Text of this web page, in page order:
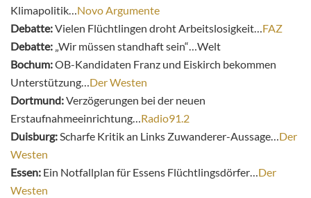
Klimapolitik…Novo Argumente
Debatte:Vielen Flüchtlingen droht Arbeitslosigkeit…FAZ
Debatte: „Wir müssen standhaft sein“…Welt
Bochum:OB-Kandidaten Franz und Eiskirch bekommen
Unterstützung…Der Westen
Dortmund:Verzögerungen bei der neuen
Erstaufnahmeeinrichtung…Radio91.2
Duisburg:Scharfe Kritik an Links Zuwanderer-Aussage…Der
Westen
Essen: Ein Notfallplan für Essens Flüchtlingsdörfer…Der
Westen